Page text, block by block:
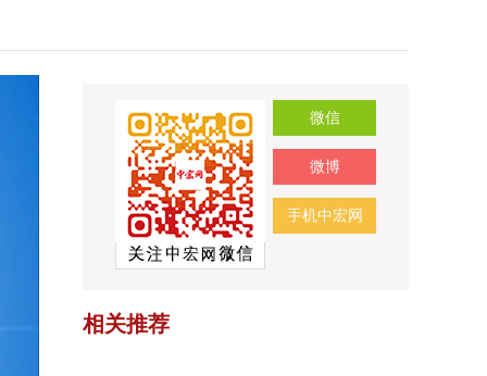
微信
微博
手机中宏网
相关推荐